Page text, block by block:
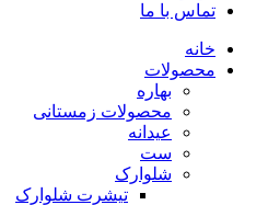
تماس با ما
خانه
محصولات
بهاره
محصولات زمستانی
عیدانه
ست
شلوارک
تیشرت شلوارک